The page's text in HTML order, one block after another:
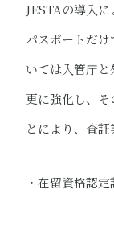
JESTAの導入
パスポートだ
いては入管庁
更に強化し、
とにより、査証
・​在留資格認